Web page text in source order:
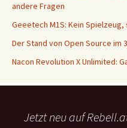
andere Fragen
Geeetech M1S: Kein
Der Stand von Open Source im
Nacon Revolution X Unlimited:
Jetzt neu auf